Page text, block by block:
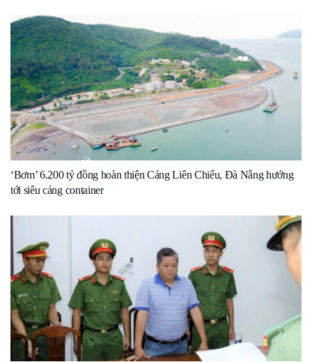
‘Bơm’ 6.200 tỷ đồng hoàn thiện Cảng Liên Chiểu, Đà Nẵng hướng
tới siêu cảng container